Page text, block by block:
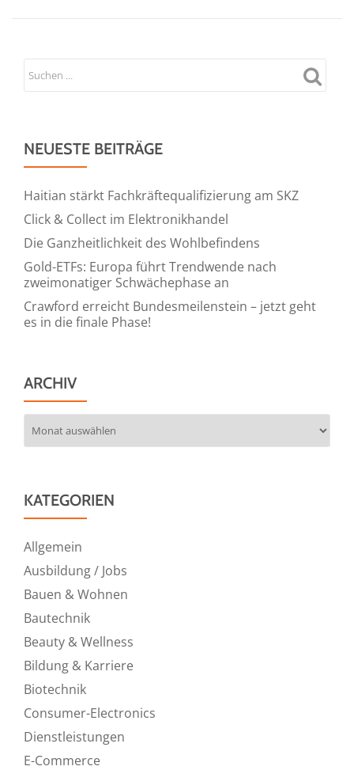
und
Edenred
startet
Plus®
NEUESTE BEITRÄGE
Haitian stärkt Fachkräftequalifizierung am SKZ
Click & Collect im Elektronikhandel
Die Ganzheitlichkeit des Wohlbefindens
Gold-ETFs: Europa führt Trendwende nach
zweimonatiger Schwächephase an
Crawford erreicht Bundesmeilenstein – jetzt geht
es in die finale Phase!
ARCHIV
KATEGORIEN
Allgemein
Ausbildung / Jobs
Bauen & Wohnen
Bautechnik
Beauty & Wellness
Bildung & Karriere
Biotechnik
Consumer-Electronics
Dienstleistungen
E-Commerce